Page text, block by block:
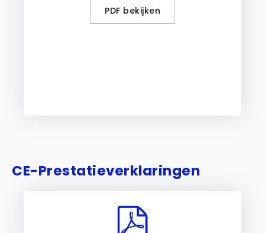
PDF bekijken
CE-Prestatieverklaringen